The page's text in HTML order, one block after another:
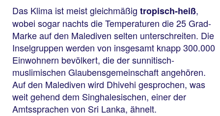
Das Klima ist meist gleichmäßig tropisch-heiß,
wobei sogar nachts die Temperaturen die 25 Grad-
Marke auf den Malediven selten unterschreiten. Die
Inselgruppen werden von insgesamt knapp 300.000
Einwohnern bevölkert, die der sunnitisch-
muslimischen Glaubensgemeinschaft angehören.
Auf den Malediven wird Dhivehi gesprochen, was
weit gehend dem Singhalesischen, einer der
Amtssprachen von Sri Lanka, ähnelt.